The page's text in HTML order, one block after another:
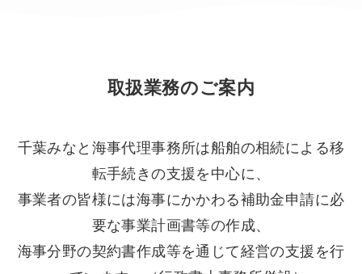
取扱業務のご案内
千葉みなと海事代理事務所は船舶の相続による移
転手続きの支援を中心に、
事業者の皆様には海事にかかわる補助金申請に必
要な事業計画書等の作成、
海事分野の契約書作成等を通じて経営の支援を行